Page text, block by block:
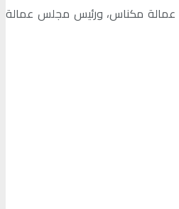
عمالة مكناس، ورئيس مجلس عمالة